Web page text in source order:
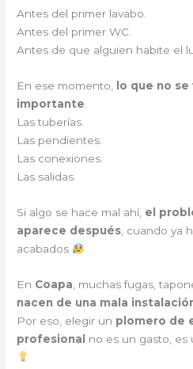
Antes del primer lavabo.
Antes del primer WC.
Antes de que alguien habite el
En ese momento,
lo que no
importante
Las tuberías.
Las pendientes.
Las conexiones.
Las salidas.
Si algo se hace mal ahí, el
aparece después , cuando ya
acabados
En Coapa , muchas fugas,
nacen de una mala
Por eso, elegir un plomero de
profesional
no es un gasto, es